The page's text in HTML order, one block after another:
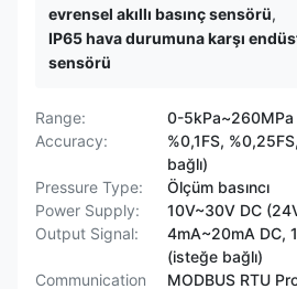
evrensel akıllı basınç sensörü,
IP65 hava durumuna karşı
sensörü
Range:
0-5kPa~260MPa
Accuracy:
%0,1FS,
bağlı)
Pressure Type:
Ölçüm basıncı
Power Supply:
10V~30V DC
Output Signal:
4mA~20mA DC,
(isteğe bağlı)
Communication
MODBUS RTU